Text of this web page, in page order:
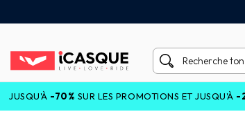
SUR LES PROMOTIONS ET JUSQU'À-25%SUR LES